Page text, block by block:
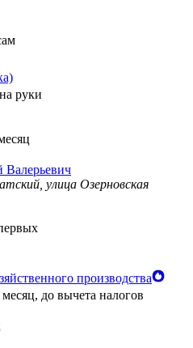
на руки
улица Озерновская
производства
месяц, до вычета налогов